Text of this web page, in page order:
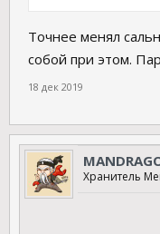
Точнее менял
собой при этом.
18 дек 2019
Хранитель